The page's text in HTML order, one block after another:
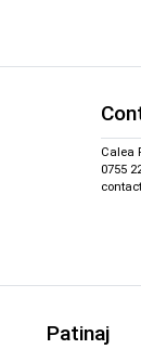
Calea
0755
Patinaj